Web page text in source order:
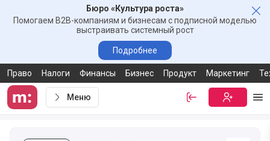
Бюро «Культура роста»
Помогаем B2B-компаниям и бизнесам с подписной моделью
выстраивать системный рост
Подробнее
Право Налоги Финансы Бизнес Продукт Маркетинг
Меню Войти